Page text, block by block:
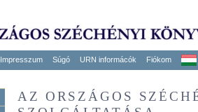
Impresszum Súgó URN informácók Fiókom
AZ ORSZÁGOS